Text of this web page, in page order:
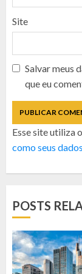
Site
Salvar meus
que eu
Esse site utiliza
como seus
POSTS